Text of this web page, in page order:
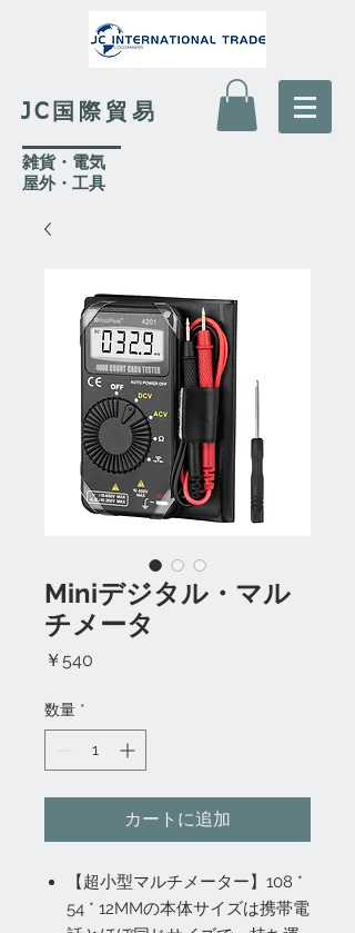
JC国際貿易
​雑貨・電気
​屋外・工具
Miniデジタル・マル
チメータ
￥540
数量 *
カートに追加
【超小型マルチメーター】108 *
54 * 12MMの本体サイズは携帯電